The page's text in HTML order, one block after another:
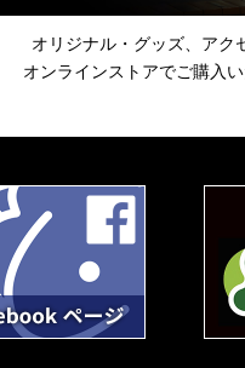
オリジナル・グッズ、アク
オンラインストアでご購入